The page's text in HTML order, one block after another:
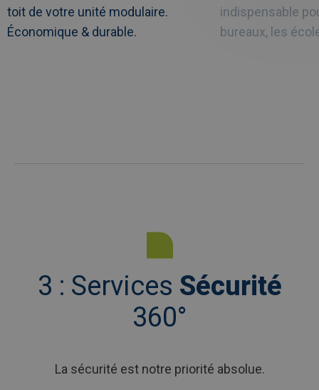
toit de votre unité modulaire.
Économique & durable.
indispensable
bureaux, les
3 : Services Sécurité
360°
La sécurité est notre priorité absolue.